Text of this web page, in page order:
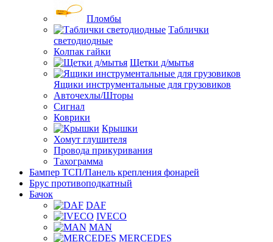
Пломбы
Таблички
светодиодные
Колпак гайки
Щетки д/мытья
Ящики инструментальные для грузовиков
Авточехлы/Шторы
Сигнал
Коврики
Крышки
Хомут глушителя
Провода прикуривания
Тахограмма
Бампер ТСП/Панель крепления фонарей
Брус противоподкатный
Бачок
DAF
IVECO
MAN
MERCEDES